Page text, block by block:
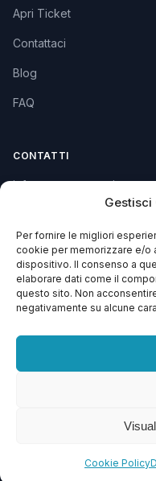
Gestisci
Per fornire le migliori
cookie per memorizzare e/o
dispositivo. Il consenso a
elaborare dati come il
questo sito. Non
negativamente su alcune
Cookie Policy
Apri Ticket
Contattaci
Blog
FAQ
CONTATTI
info@soccorsowp.it
PEC: gtechgroup@pec.it
Privacy Policy
Cookie Policy
Termini e Condizioni